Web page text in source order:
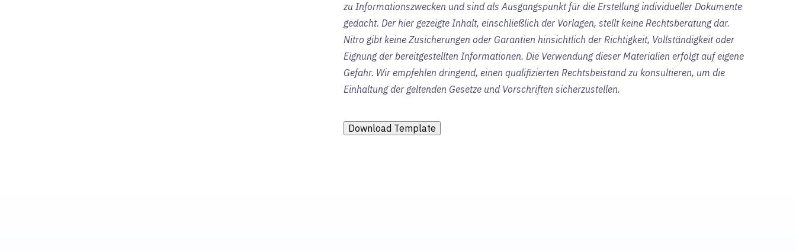
zu Informationszwecken und sind als Ausgangspunkt für die Erstellung individueller Dokumente
gedacht. Der hier gezeigte Inhalt, einschließlich der Vorlagen, stellt keine Rechtsberatung dar.
Nitro gibt keine Zusicherungen oder Garantien hinsichtlich der Richtigkeit, Vollständigkeit oder
Eignung der bereitgestellten Informationen. Die Verwendung dieser Materialien erfolgt auf eigene
Gefahr. Wir empfehlen dringend, einen qualifizierten Rechtsbeistand zu konsultieren, um die
Einhaltung der geltenden Gesetze und Vorschriften sicherzustellen.
Download Template